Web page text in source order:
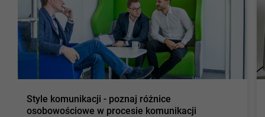
Style komunikacji - poznaj różnice
osobowościowe w procesie komunikacji